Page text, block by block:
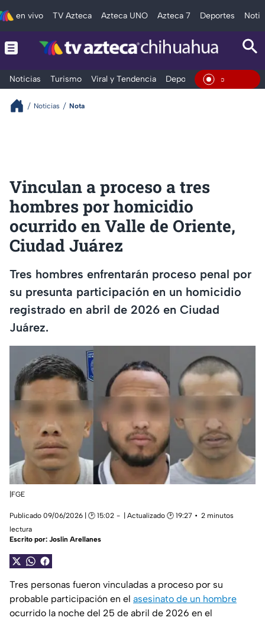
en vivo TV Azteca Azteca UNO Azteca 7 Deportes
Noticias Turismo Viral y Tendencia Deportes Espectáculos
En Vivo
Noticias Nota
Vinculan a proceso a tres
hombres por homicidio
ocurrido en Valle de Oriente,
Ciudad Juárez
Tres hombres enfrentarán proceso penal por
su presunta participación en un homicidio
registrado en abril de 2026 en Ciudad
Juárez.
|FGE
Publicado 09/06/2026 | 🕑 15:02 | Actualizado 🕑 19:27
2 minutos
lectura
Escrito por: Joslin Arellanes
Tres personas fueron vinculadas a proceso por su
probable participación en el asesinato de un hombre
ocurrido la noche del 25 de abril de 2026 en el